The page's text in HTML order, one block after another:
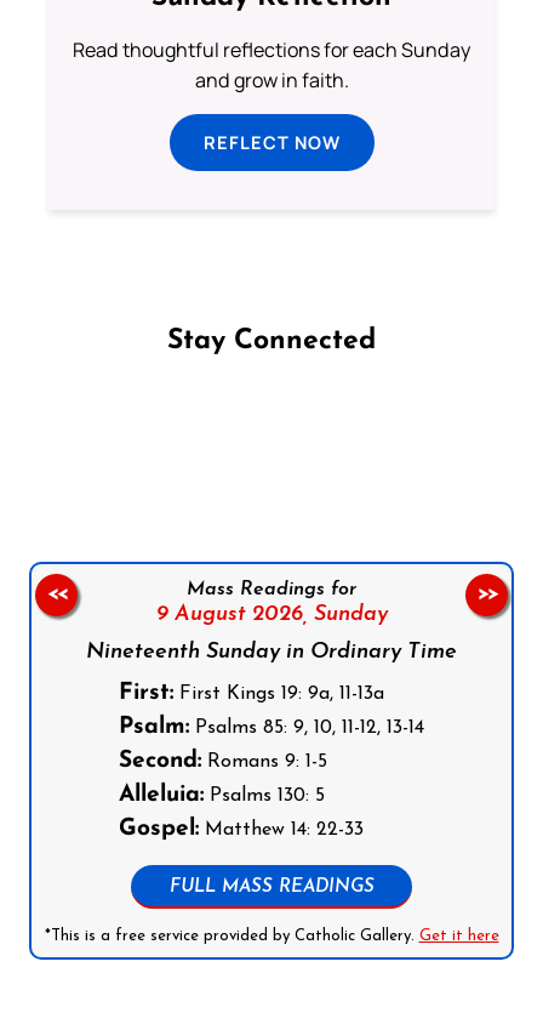
Read thoughtful reflections for each Sunday
and grow in faith.
REFLECT NOW
Stay Connected
Mass Readings for
9 August 2026, Sunday
Nineteenth Sunday in Ordinary Time
First: First Kings 19: 9a, 11-13a
Psalm: Psalms 85: 9, 10, 11-12, 13-14
Second: Romans 9: 1-5
Alleluia: Psalms 130: 5
Gospel: Matthew 14: 22-33
FULL MASS READINGS
*This is a free service provided by Catholic Gallery. Get it here
<< >>